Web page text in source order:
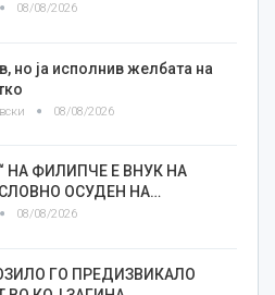
08/08/2026
но ја исполнив желбата на
08/08/2026
НА ФИЛИПЧЕ Е ВНУК НА
ОСУДЕН НА…
08/08/2026
ГО ПРЕДИЗВИКАЛО